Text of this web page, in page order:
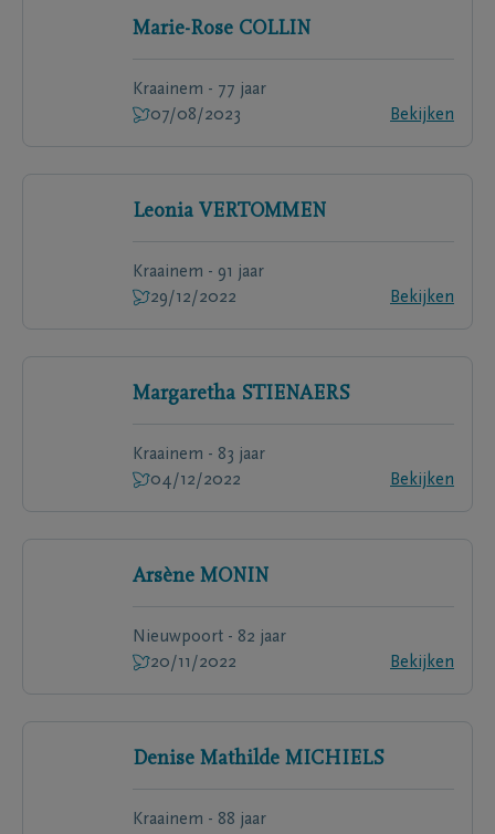
Marie-Rose COLLIN
Kraainem - 77 jaar
07/08/2023
Bekijken
Leonia VERTOMMEN
Kraainem - 91 jaar
29/12/2022
Bekijken
Margaretha STIENAERS
Kraainem - 83 jaar
04/12/2022
Bekijken
Arsène MONIN
Nieuwpoort - 82 jaar
20/11/2022
Bekijken
Denise Mathilde MICHIELS
Kraainem - 88 jaar